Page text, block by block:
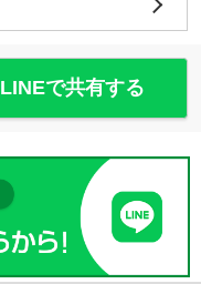
LINEで共有する